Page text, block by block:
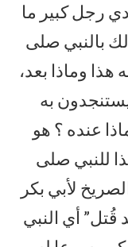
رجل كبير ما
بالنبي صلى
وماذا بعد،
به
عنده ؟ هو
للنبي صلى
لأبي بكر
أي النبي